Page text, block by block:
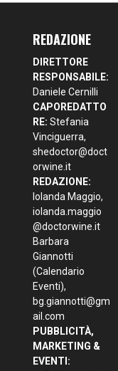
REDAZIONE
DIRETTORE
RESPONSABILE:
Daniele Cernilli
CAPOREDATTO
RE: Stefania
Vinciguerra,
shedoctor@doct
orwine.it
REDAZIONE:
Iolanda Maggio,
iolanda.maggio
@doctorwine.it
Barbara
Giannotti
(Calendario
Eventi),
bg.giannotti@gm
ail.com
PUBBLICITÀ,
MARKETING &
EVENTI: